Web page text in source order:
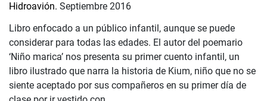
Hidroavión. Septiembre 2016
Libro enfocado a un público infantil, aunque se puede
considerar para todas las edades. El autor del poemario
‘Niño marica’ nos presenta su primer cuento infantil, un
libro ilustrado que narra la historia de Kium, niño que no se
siente aceptado por sus compañeros en su primer día de